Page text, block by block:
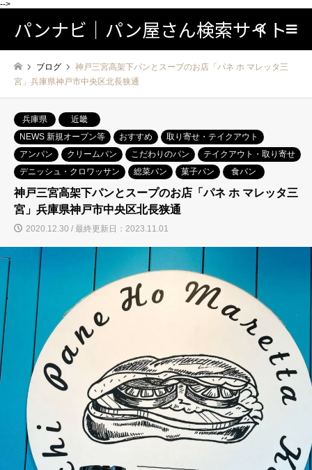
-->
パンナビ｜パン屋さん検索サイト検索
ブログ
神戸三宮高架下パンとスープのお店「パネ ホ マレッタ三
宮」兵庫県神戸市中央区北長狭通
兵庫県
近畿
NEWS 新規オープン等
おすすめ
取り寄せ・テイクアウト
アンパン
クリームパン こだわりのパン
テイクアウト・取り寄せ
デニッシュ・クロワッサン
総菜パン 菓子パン 食パン
神戸三宮高架下パンとスープのお店「パネ ホ マレッタ三
宮」兵庫県神戸市中央区北長狭通
2020.12.30 / 最終更新日：2023.11.01